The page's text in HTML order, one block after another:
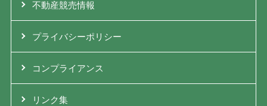
不動産競売情報
プライバシーポリシー
コンプライアンス
リンク集